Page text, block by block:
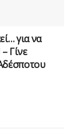
για να
Γίνε